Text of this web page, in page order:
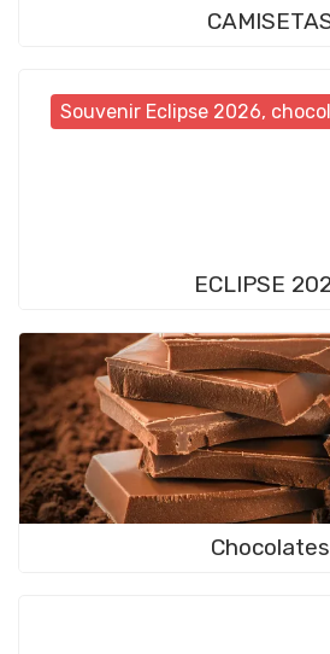
Souvenir Eclipse 2026,
ECLIPSE
Chocolates